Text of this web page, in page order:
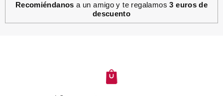
CLARINS
36.78€
Recomiéndanos a un amigo y te regalamos3 euros de
descuento